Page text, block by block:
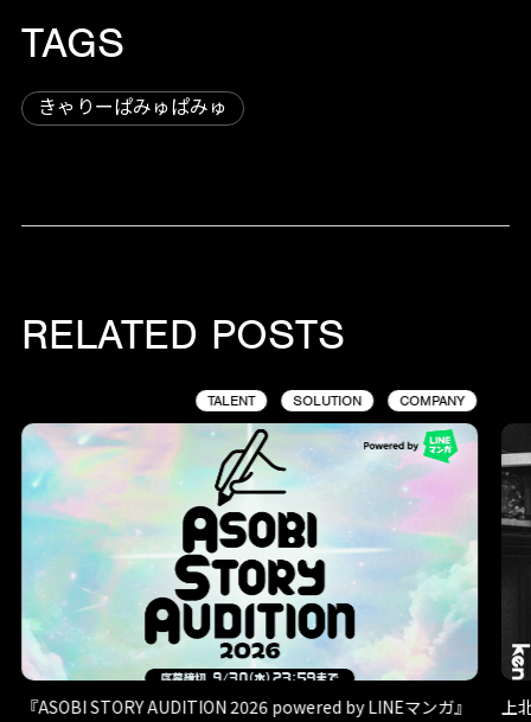
TAGS
きゃりーぱみゅぱみゅ
RELATED POSTS
TALENT SOLUTION COMPANY
『ASOBI STORY AUDITION 2026 powered by LINEマンガ』
上